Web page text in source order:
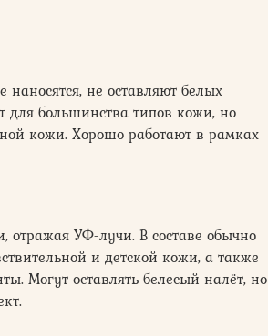
не оставляют белых
для большинства типов кожи, но
кожи. Хорошо работают в рамках
отражая УФ-лучи. В составе обычно
и детской кожи, а также
Могут оставлять белесый налёт, но